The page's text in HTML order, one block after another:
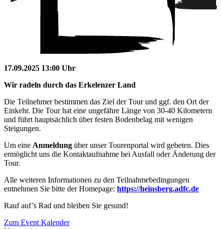
17.09.2025 13:00 Uhr
Wir radeln durch das Erkelenzer Land
Die Teilnehmer bestimmen das Ziel der Tour und ggf. den Ort der
Einkehr. Die Tour hat eine ungefähre Länge von 30-40 Kilometern
und führt hauptsächlich über festen Bodenbelag mit wenigen
Steigungen.
Um eine Anmeldung über unser Tourenportal wird gebeten. Dies
ermöglicht uns die Kontaktaufnahme bei Ausfall oder Änderung der
Tour.
Alle weiteren Informationen zu den Teilnahmebedingungen
entnehmen Sie bitte der Homepage: https://heinsberg.adfc.de
Rauf auf’s Rad und bleiben Sie gesund!
Zum Event Kalender